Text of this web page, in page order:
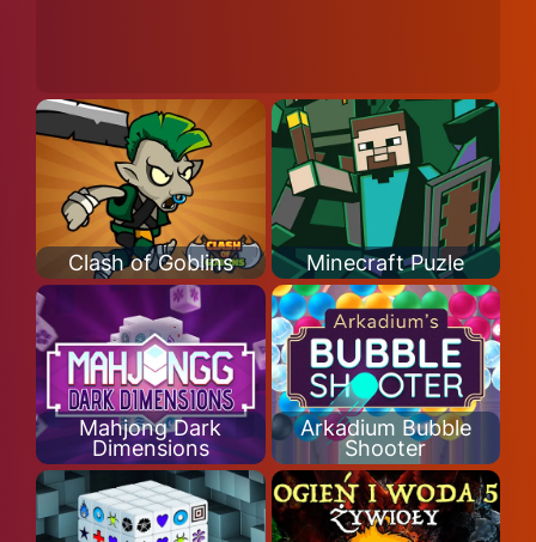
Clash of Goblins Minecraft Puzle
Mahjong Dark
Dimensions
Arkadium Bubble
Shooter